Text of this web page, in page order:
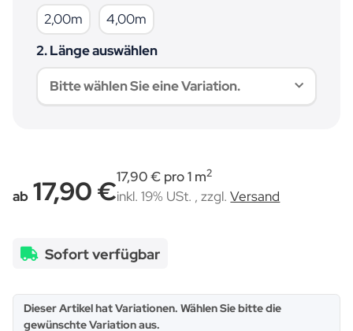
2,00m 2,00m4,00m
2. Länge auswählen
Bitte wählen Sie eine Variation.
ab 17,90 €17,90 € pro 1 m2
inkl. 19% USt. , zzgl.Versand
Sofort verfügbar
x
Dieser Artikel hat Variationen. Wählen Sie bitte die
gewünschte Variation aus.